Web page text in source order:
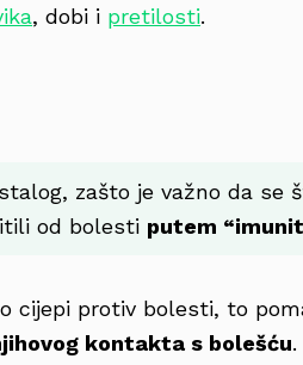
, dobi i pretilosti.
zašto je važno da se
od bolesti putem
cijepi protiv bolesti, to
kontakta s bolešću.